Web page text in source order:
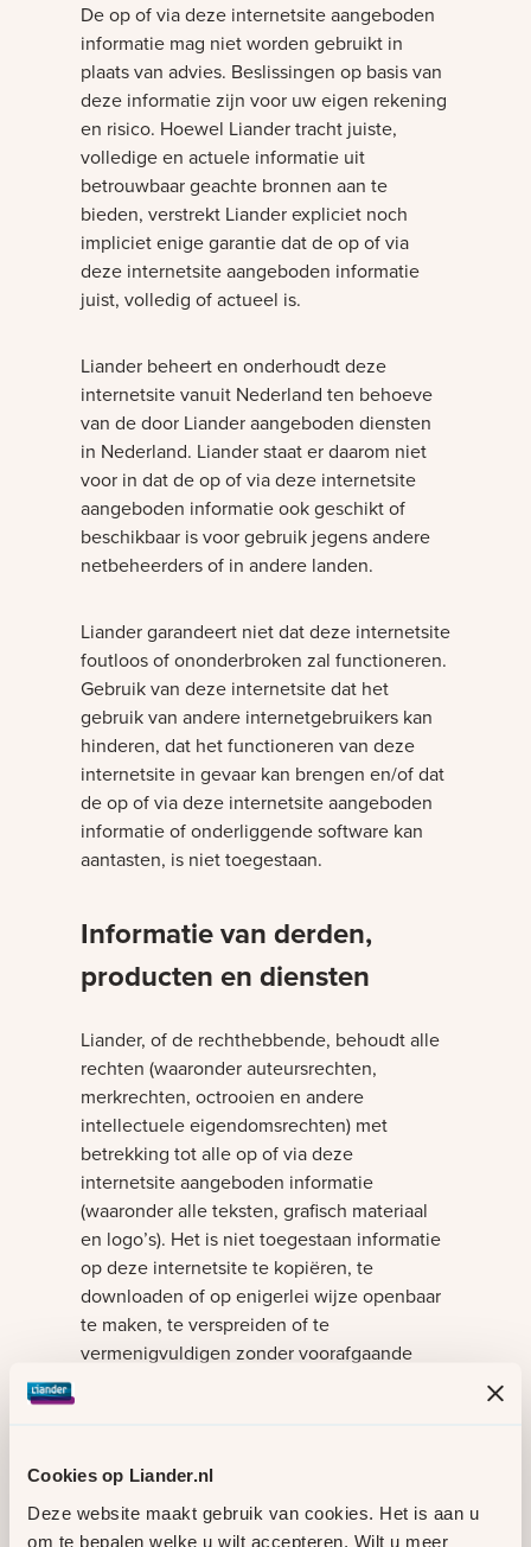
Cookies op Liander.nl
Deze website maakt gebruik van cookies. Het is aan u
om te bepalen welke u wilt accepteren. Wilt u meer
De op of via deze internetsite aangeboden
informatie mag niet worden gebruikt in
plaats van advies. Beslissingen op basis van
deze informatie zijn voor uw eigen rekening
en risico. Hoewel Liander tracht juiste,
volledige en actuele informatie uit
betrouwbaar geachte bronnen aan te
bieden, verstrekt Liander expliciet noch
impliciet enige garantie dat de op of via
deze internetsite aangeboden informatie
juist, volledig of actueel is.
Liander beheert en onderhoudt deze
internetsite vanuit Nederland ten behoeve
van de door Liander aangeboden diensten
in Nederland. Liander staat er daarom niet
voor in dat de op of via deze internetsite
aangeboden informatie ook geschikt of
beschikbaar is voor gebruik jegens andere
netbeheerders of in andere landen.
Liander garandeert niet dat deze internetsite
foutloos of ononderbroken zal functioneren.
Gebruik van deze internetsite dat het
gebruik van andere internetgebruikers kan
hinderen, dat het functioneren van deze
internetsite in gevaar kan brengen en/of dat
de op of via deze internetsite aangeboden
informatie of onderliggende software kan
aantasten, is niet toegestaan.
Informatie van derden,
producten en diensten
Liander, of de rechthebbende, behoudt alle
rechten (waaronder auteursrechten,
merkrechten, octrooien en andere
intellectuele eigendomsrechten) met
betrekking tot alle op of via deze
internetsite aangeboden informatie
(waaronder alle teksten, grafisch materiaal
en logo’s). Het is niet toegestaan informatie
op deze internetsite te kopiëren, te
downloaden of op enigerlei wijze openbaar
te maken, te verspreiden of te
vermenigvuldigen zonder voorafgaande
internetsite wel afdrukken en/of
gebruik. Zonder voorafgaande schriftelijke